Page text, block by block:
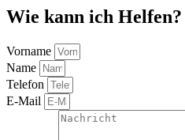
Wie kann ich Helfen?
Vorname
Name
Telefon
E-Mail